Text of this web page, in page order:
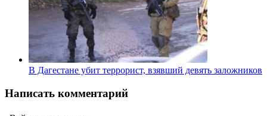
В Дагестане убит террорист, взявший девять заложников
Написать комментарий